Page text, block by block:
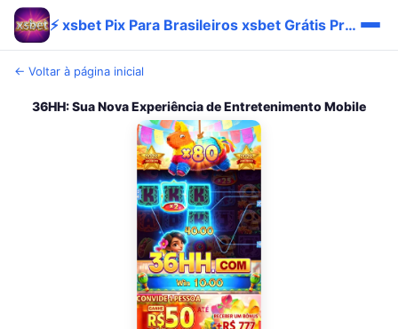
⚡ xsbet Pix Para Brasileiros xsbet Grátis Promo Site
← Voltar à página inicial
36HH: Sua Nova Experiência de Entretenimento Mobile